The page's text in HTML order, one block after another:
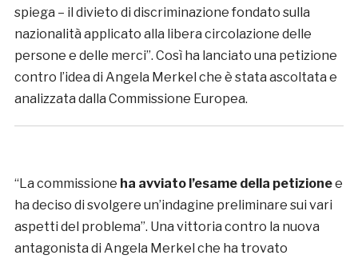
spiega – il divieto di discriminazione fondato sulla
nazionalità applicato alla libera circolazione delle
persone e delle merci”. Così ha lanciato una petizione
contro l’idea di Angela Merkel che è stata ascoltata e
analizzata dalla Commissione Europea.
“La commissione ha avviato l’esame della petizionee
ha deciso di svolgere un’indagine preliminare sui vari
aspetti del problema”. Una vittoria contro la nuova
antagonista di Angela Merkel che ha trovato